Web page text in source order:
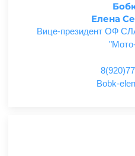
Елена
Вице-президент ОФ